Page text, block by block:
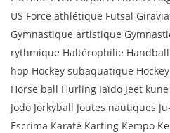
US Force athlétique Futsal
Gymnastique artistique
rythmique Haltérophilie
hop Hockey subaquatique
Horse ball Hurling Iaïdo Jeet
Jodo Jorkyball Joutes nautiques
Escrima Karaté Karting Kempo